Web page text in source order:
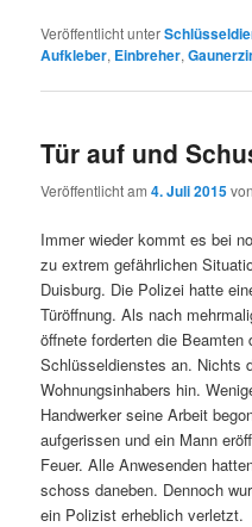
Veröffentlicht unter
Aufkleber, Einbreher,
Tür auf und
Veröffentlicht am4. Juli 2015
Immer wieder kommt es bei
zu extrem gefährlichen
Duisburg. Die Polizei hatte
Türöffnung. Als nach
öffnete forderten die Beamten
Schlüsseldienstes an. Nichts
Wohnungsinhabers hin.
Handwerker seine Arbeit
aufgerissen und ein Mann
Feuer. Alle Anwesenden
schoss daneben. Dennoch
ein Polizist erheblich verletzt.